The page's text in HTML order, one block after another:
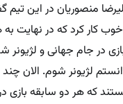
منصوریان در این تیم
کار کرد که در نهایت به
در جام جهانی و لژیونر
لژیونر شوم. الان چند
که هر دو سابقه بازی در